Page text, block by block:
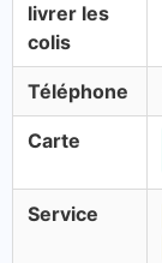
livrer les
colis
Téléphone
Carte
Service